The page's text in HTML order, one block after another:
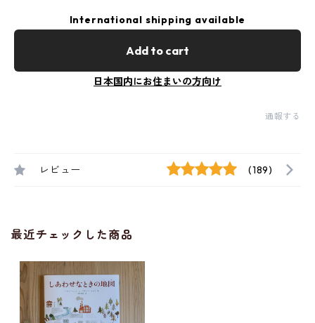
International shipping available
Add to cart
日本国内にお住まいの方向け
通報する
レビュー (189)
最近チェックした商品